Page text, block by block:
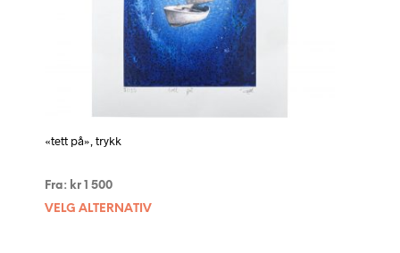
«tett på», trykk
Fra: kr 1 500
VELG ALTERNATIV